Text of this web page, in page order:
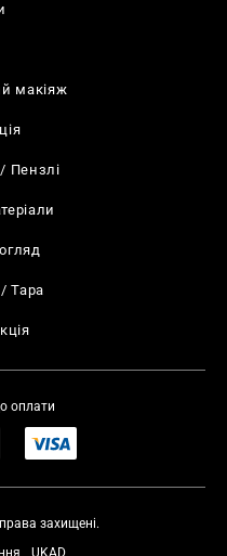
макіяж
Пензлі
Тара
оплати
захищені.